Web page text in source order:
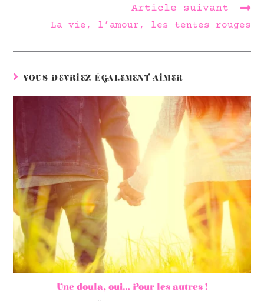
Article suivant
La vie, l’amour, les tentes rouges
VOUS DEVRIEZ ÉGALEMENT AIMER
Une doula, oui… Pour les autres !